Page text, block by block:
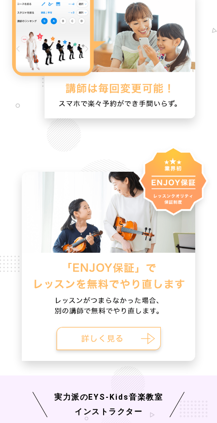
実力派の EYS-Kids音楽教室
インストラクター